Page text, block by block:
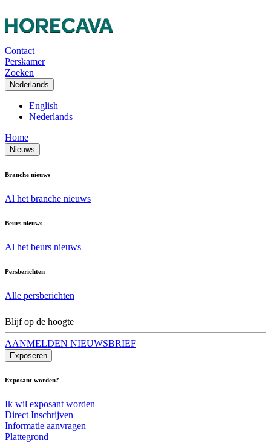
Contact
Perskamer
Zoeken
Nederlands
English
Nederlands
Home
Nieuws
Branche nieuws
Al het branche nieuws
Beurs nieuws
Al het beurs nieuws
Persberichten
Alle persberichten
Blijf op de hoogte
AANMELDEN NIEUWSBRIEF
Exposeren
Exposant worden?
Ik wil exposant worden
Direct Inschrijven
Informatie aanvragen
Plattegrond